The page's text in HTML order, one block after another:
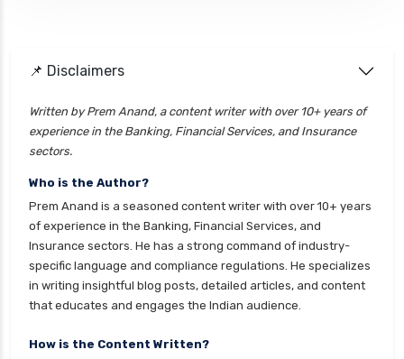
health insurance
insurance
cignattk health insurance vs liberty general
cignattk health insurance vs magma hdi health
insurance
cignattk health insurance vs new india
assurance health insurance
cignattk health insurance vs niva bupa health
cignattk health insurance vs oriental health
📌 Disclaimers
Written by Prem Anand, a content writer with over 10+ years of
experience in the Banking, Financial Services, and Insurance
sectors.
Who is the Author?
Prem Anand is a seasoned content writer with over 10+ years
of experience in the Banking, Financial Services, and
Insurance sectors. He has a strong command of industry-
specific language and compliance regulations. He specializes
in writing insightful blog posts, detailed articles, and content
that educates and engages the Indian audience.
How is the Content Written?